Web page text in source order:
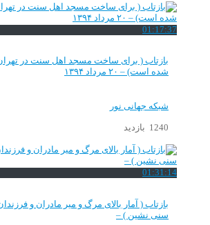
01:17:37
بازتاب ( برای ساخت مسجد اهل سنت در
شده است) – ۲۰ مرداد ۱۳۹۴
شبکه جهانی نور
1240 بازدید
01:31:14
بازتاب ( آمار بالای مرگ و میر مادران و
سنی نشین ) –